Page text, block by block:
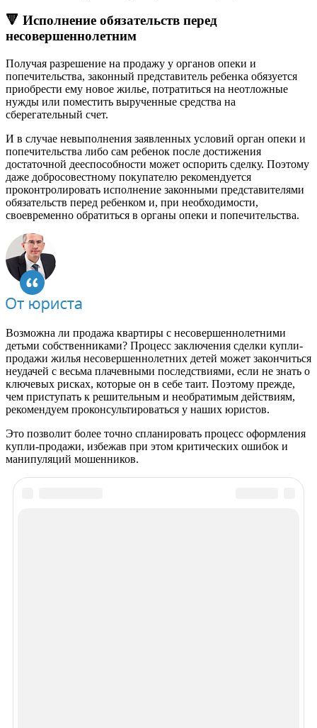
🔻 Исполнение обязательств перед
несовершеннолетним
Получая разрешение на продажу у органов опеки и
попечительства, законный представитель ребенка обязуется
приобрести ему новое жилье, потратиться на неотложные
нужды или поместить вырученные средства на
сберегательный счет.
И в случае невыполнения заявленных условий орган опеки и
попечительства либо сам ребенок после достижения
достаточной дееспособности может оспорить сделку. Поэтому
даже добросовестному покупателю рекомендуется
проконтролировать исполнение законными представителями
обязательств перед ребенком и, при необходимости,
своевременно обратиться в органы опеки и попечительства.
Возможна ли продажа квартиры с несовершеннолетними
детьми собственниками? Процесс заключения сделки купли-
продажи жилья несовершеннолетних детей может закончиться
неудачей с весьма плачевными последствиями, если не знать о
ключевых рисках, которые он в себе таит. Поэтому прежде,
чем приступать к решительным и необратимым действиям,
рекомендуем проконсультироваться у наших юристов.
Это позволит более точно спланировать процесс оформления
купли-продажи, избежав при этом критических ошибок и
манипуляций мошенников.